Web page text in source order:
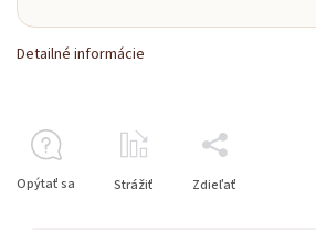
Detailné informácie
Opýtať sa Strážiť Zdieľať